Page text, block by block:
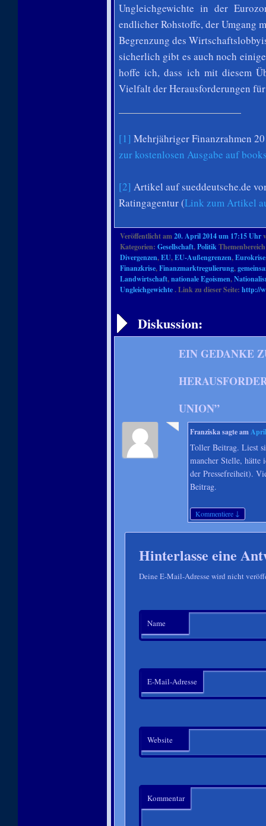
Ungleichgewichte in der
endlicher Rohstoffe, der Umgang
Begrenzung des
sicherlich gibt es auch noch
hoffe ich, dass ich mit diesem
Vielfalt der Herausforderungen
[1] Mehrjähriger Finanzrahmen
zur kostenlosen Ausgabe auf
[2] Artikel auf sueddeutsche.de
Ratingagentur (Link zum Artikel
Veröffentlicht am20. April 2014 um 17:15 Uhr
Kategorien: Gesellschaft,Politik
Divergenzen,EU,EU-Außengrenzen,Eurokrise
Finanzkrise,Finanzmarktregulierung,
Landwirtschaft,nationale Egoismen,
Ungleichgewichte. Link zu dieser Seite: http://
Diskussion:
EIN GEDANKE
UNION”
Franziskasagte am
Toller Beitrag. Liest
mancher Stelle, hätte
der Pressefreiheit).
Beitrag.
Kommentiere ↓
Hinterlasse eine
Deine E-Mail-Adresse wird nicht
Name
E-Mail-Adresse
Website
Kommentar